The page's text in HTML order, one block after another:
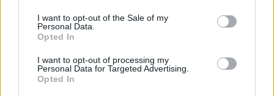
I want to opt-out of the Sale of my
Personal Data.
Opted In
I want to opt-out of processing my
Personal Data for Targeted Advertising.
Opted In